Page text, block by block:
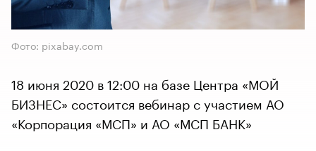
Фото: pixabay.com
18 июня 2020 в 12:00 на базе Центра «МОЙ
БИЗНЕС» состоится вебинар с участием АО
«Корпорация «МСП» и АО «МСП БАНК»